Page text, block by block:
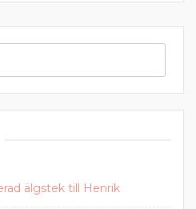
älgstek till Henrik